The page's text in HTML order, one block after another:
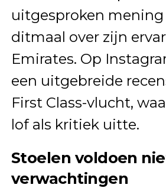
uitgesproken mening
ditmaal over zijn
Emirates. Op
een uitgebreide
First Class-vlucht,
lof als kritiek uitte.
Stoelen voldoen
verwachtingen